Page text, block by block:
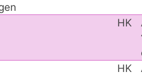
HK
HK